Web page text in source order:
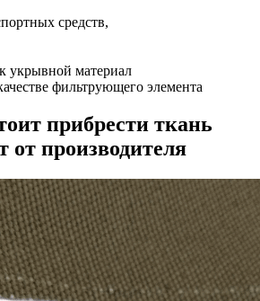
средств,
укрывной материал
фильтрующего элемента
прибрести ткань
от производителя